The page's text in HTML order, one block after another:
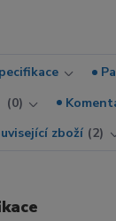
0
zboží 2